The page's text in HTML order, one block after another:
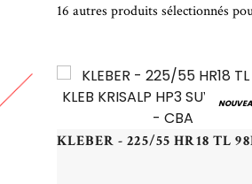
16 autres produits sélectionnés